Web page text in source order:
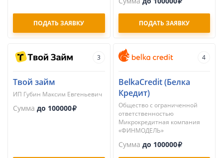
ПОДАТЬ ЗАЯВКУ ПОДАТЬ ЗАЯВКУ
3
Твой займ
ИП Губин Максим Евгеньевич
Сумма до 100000
4
BelkaCredit (Белка
Кредит)
Общество с ограниченной
ответственностью
Микрокредитная компания
«ФИНМОДЕЛЬ»
Сумма до 100000